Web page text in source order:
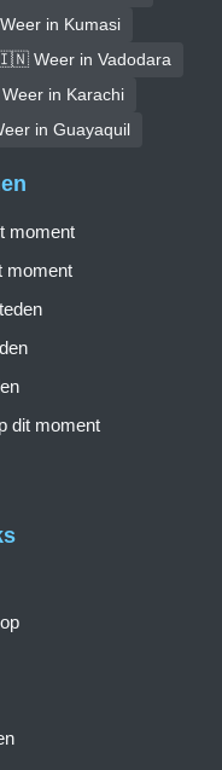
in Kumasi
Weer in Vadodara
in Karachi
in Guayaquil
moment
moment
dit moment